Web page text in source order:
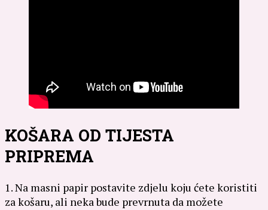
KOŠARA OD TIJESTA
PRIPREMA
1. Na masni papir postavite zdjelu koju ćete koristiti
za košaru, ali neka bude prevrnuta da možete